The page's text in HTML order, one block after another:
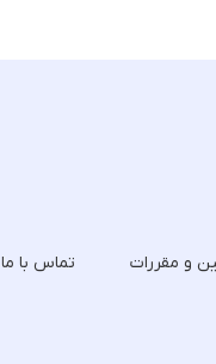
و مقررات تماس با ما